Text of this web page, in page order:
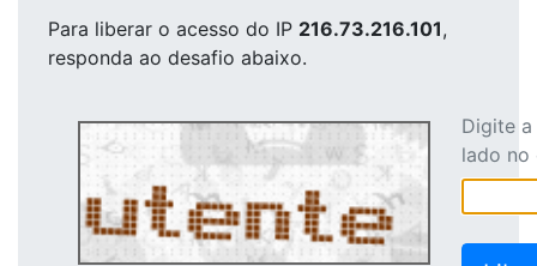
Para liberar o acesso do IP 216.73.216.101,
responda ao desafio abaixo.
Digite
lado no